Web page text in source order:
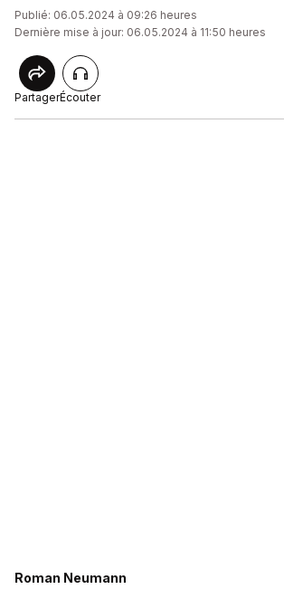
Publié: 06.05.2024 à 09:26 heures
Dernière mise à jour: 06.05.2024 à 11:50 heures
PartagerÉcouter
Roman Neumann